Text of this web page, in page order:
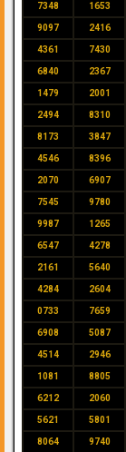
7348 1653
9097 2416
4361 7430
6840 2367
1479 2001
2494 8310
8173 3847
4546 8396
2070 6907
7545 9780
9987 1265
6547 4278
2161 5640
4284 2604
0733 7659
6908 5087
4514 2946
1081 8805
6212 2060
5621 5801
8064 9740